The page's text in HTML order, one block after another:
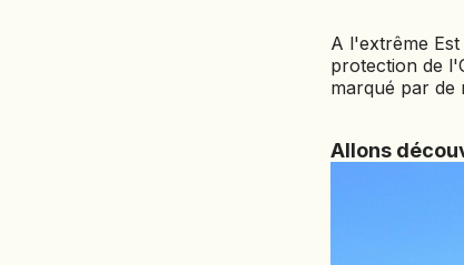
A l'extrême
protection de
marqué par de
Allons